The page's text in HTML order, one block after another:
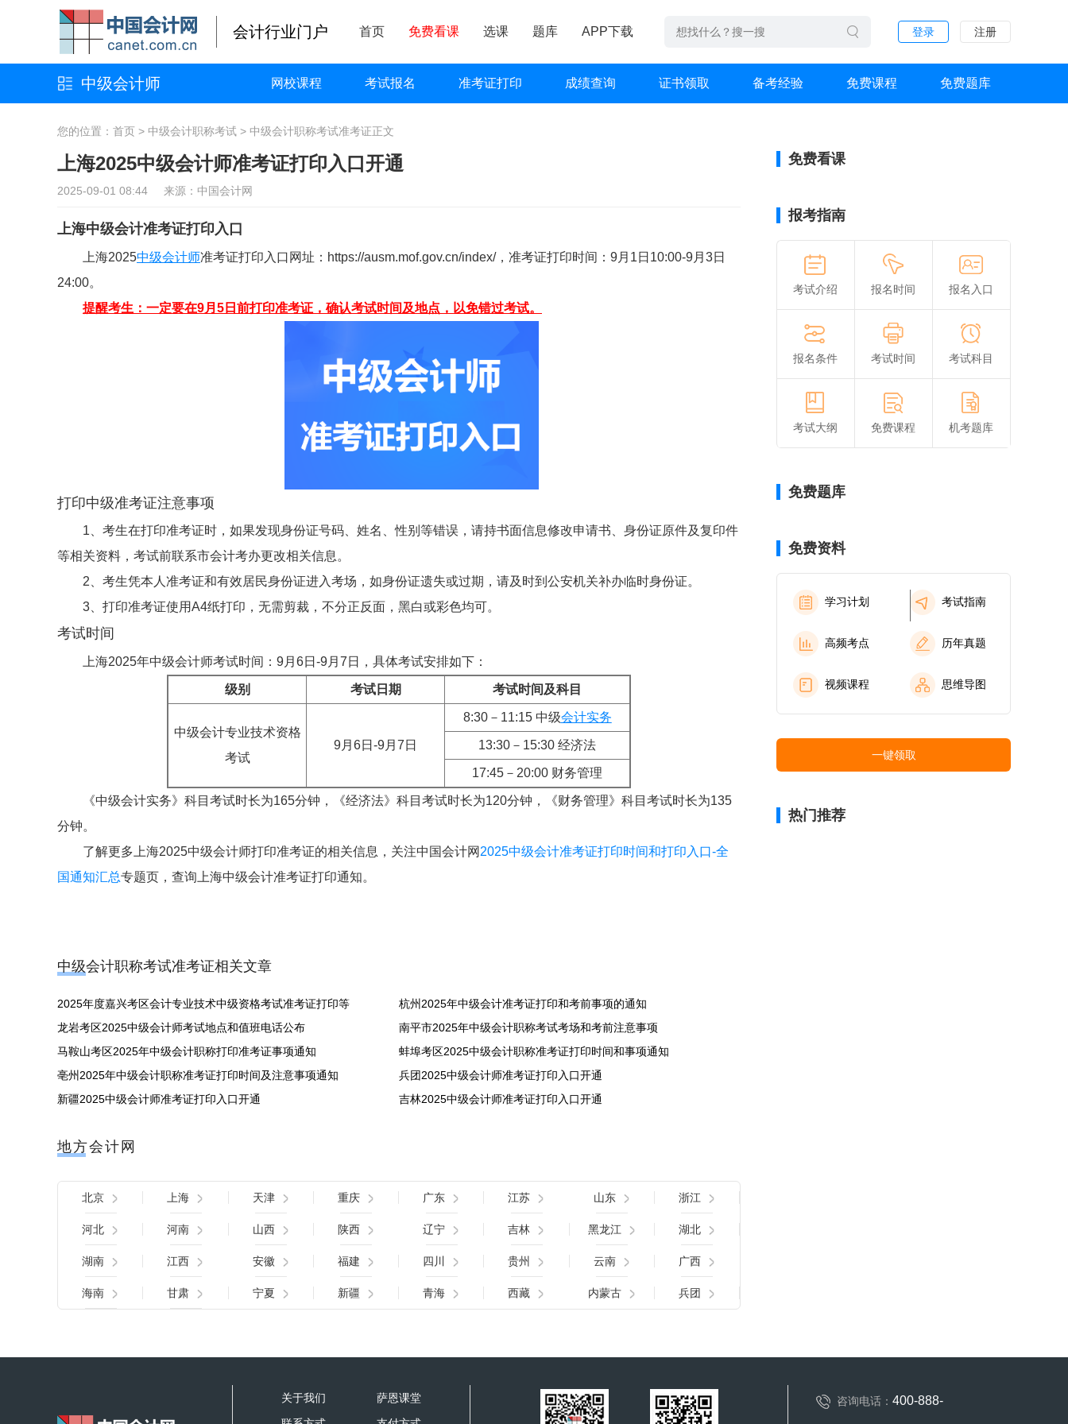
会计行业门户 首页 免费看课 选课 题库 APP下载 登录 注册
中级会计师 网校课程 考试报名 准考证打印 成绩查询 证书领取 备考经验 免费课程 免费题库
您的位置： 首页 > 中级会计职称考试 > 中级会计职称考试准考证正文
上海2025中级会计师准考证打印入口开通
2025-09-01 08:44 来源：中国会计网
上海中级会计准考证打印入口
上海2025中级会计师准考证打印入口网址：https://ausm.mof.gov.cn/index/，准考证打印时间：9月1日10:00-9月3日
24:00。
提醒考生：一定要在9月5日前打印准考证，确认考试时间及地点，以免错过考试。
打印中级准考证注意事项
1、考生在打印准考证时，如果发现身份证号码、姓名、性别等错误，请持书面信息修改申请书、身份证原件及复印件
等相关资料，考试前联系市会计考办更改相关信息。
2、考生凭本人准考证和有效居民身份证进入考场，如身份证遗失或过期，请及时到公安机关补办临时身份证。
3、打印准考证使用A4纸打印，无需剪裁，不分正反面，黑白或彩色均可。
考试时间
上海2025年中级会计师考试时间：9月6日-9月7日，具体考试安排如下：
级别 考试日期 考试时间及科目
中级会计专业技术资格
考试
9月6日-9月7日
8:30－11:15 中级会计实务
13:30－15:30 经济法
17:45－20:00 财务管理
《中级会计实务》科目考试时长为165分钟，《经济法》科目考试时长为120分钟，《财务管理》科目考试时长为135
分钟。
了解更多上海2025中级会计师打印准考证的相关信息，关注中国会计网 2025中级会计准考证打印时间和打印入口-全
国通知汇总专题页，查询上海中级会计准考证打印通知。
中级会计职称考试准考证相关文章
2025年度嘉兴考区会计专业技术中级资格考试准考证打印等
杭州2025年中级会计准考证打印和考前事项的通知
龙岩考区2025中级会计师考试地点和值班电话公布
南平市2025年中级会计职称考试考场和考前注意事项
马鞍山考区2025年中级会计职称打印准考证事项通知
蚌埠考区2025中级会计职称准考证打印时间和事项通知
亳州2025年中级会计职称准考证打印时间及注意事项通知
兵团2025中级会计师准考证打印入口开通
新疆2025中级会计师准考证打印入口开通
吉林2025中级会计师准考证打印入口开通
地方会计网
北京 上海 天津 重庆 广东 江苏 山东 浙江
河北 河南 山西 陕西 辽宁 吉林 黑龙江 湖北
湖南 江西 安徽 福建 四川 贵州 云南 广西
海南 甘肃 宁夏 新疆 青海 西藏 内蒙古 兵团
免费看课
报考指南
考试介绍 报名时间 报名入口
报名条件 考试时间 考试科目
考试大纲 免费课程 机考题库
免费题库
免费资料
学习计划 考试指南
高频考点 历年真题
视频课程 思维导图
一键领取
热门推荐
关于我们
萨恩课堂
咨询电话： 400-888-